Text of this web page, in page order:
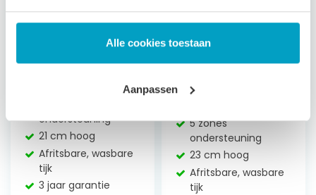
Alle cookies toestaan
Aanpassen
ondersteuning
21 cm hoog
Afritsbare, wasbare
tijk
3 jaar garantie
Mercurius
5 zones
ondersteuning
23 cm hoog
Afritsbare, wasbare
tijk